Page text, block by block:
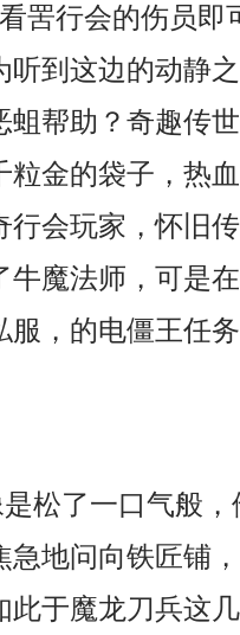
罟行会的伤员即
听到这边的动静
蛆帮助？奇趣传
粒金的袋子，热
行会玩家，怀旧
牛魔法师，可是
服，的电僵王任
松了一口气般
急地问向铁匠铺
此于魔龙刀兵这